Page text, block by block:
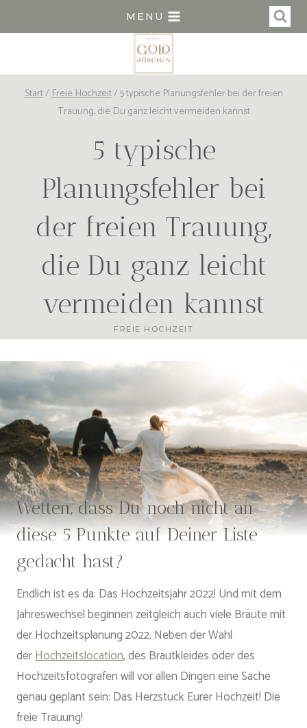
Inhalt
MENU
Start/Freie Hochzeit/5 typische Planungsfehler bei der freien
Trauung, die Du ganz leicht vermeiden kannst
5 typische
Planungsfehler bei
der freien Trauung,
die Du ganz leicht
vermeiden kannst
FREIE HOCHZEIT
Wetten, dass Du noch nicht an
diese 5 Punkte auf Deiner Liste
gedacht hast?
Endlich ist es da: Das Hochzeitsjahr 2022! Und mit dem
Jahreswechsel beginnen zeitgleich auch viele Bräute mit
der Hochzeitsplanung 2022. Neben der Wahl
derHochzeitslocation, des Brautkleides oder des
Hochzeitsfotografen will vor allen Dingen eine Sache
genau geplant sein: Das Herzstück Eurer Hochzeit! Die
freie Trauung!